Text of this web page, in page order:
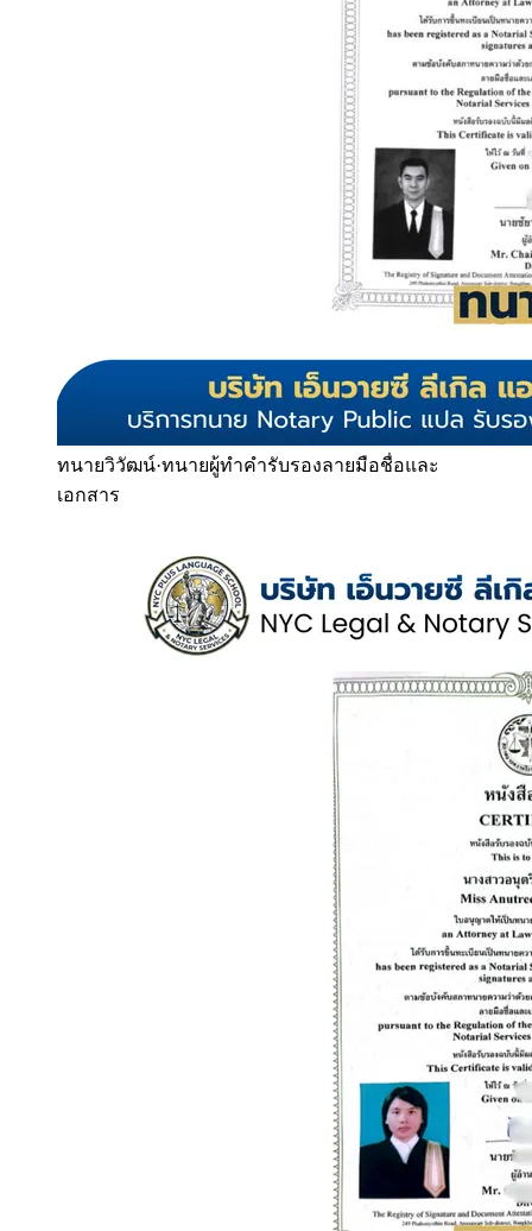
ทนายวิวัฒน์·ทนายผู้ทำคำรับรองลายมือชื่อและ
เอกสาร